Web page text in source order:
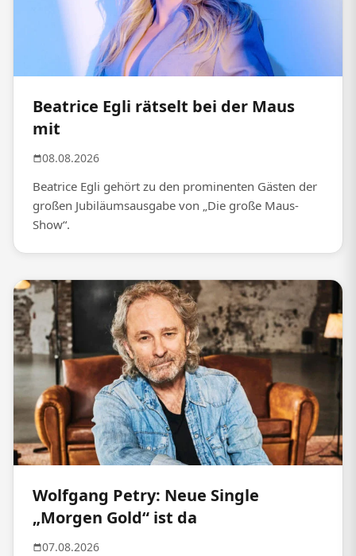
Beatrice Egli rätselt bei der Maus
mit
08.08.2026
Beatrice Egli gehört zu den prominenten Gästen der
großen Jubiläumsausgabe von „Die große Maus-
Show“.
Wolfgang Petry: Neue Single
„Morgen Gold“ ist da
07.08.2026